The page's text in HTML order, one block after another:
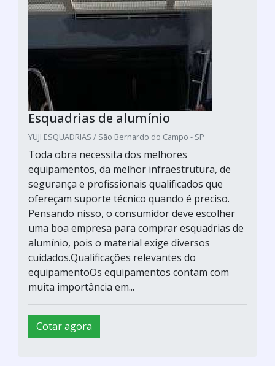
Esquadrias de alumínio
YUJI ESQUADRIAS / São Bernardo do Campo - SP
Toda obra necessita dos melhores
equipamentos, da melhor infraestrutura, de
segurança e profissionais qualificados que
ofereçam suporte técnico quando é preciso.
Pensando nisso, o consumidor deve escolher
uma boa empresa para comprar esquadrias de
alumínio, pois o material exige diversos
cuidados.Qualificações relevantes do
equipamentoOs equipamentos contam com
muita importância em...
Cotar agora